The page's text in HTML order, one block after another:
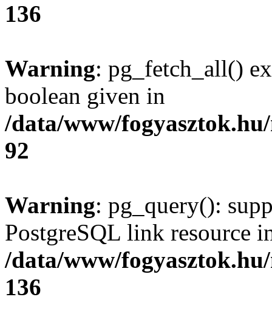
136
Warning: pg_fetch_all()
boolean given in
/data/www/
92
Warning: pg_query():
PostgreSQL link resource
/data/www/
136